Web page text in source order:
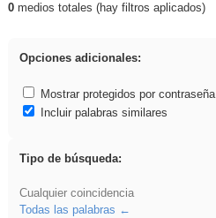
Resultados de: VDj
0medios totales (hay filtros aplicados)
Opciones adicionales:
Mostrar protegidos por contraseña
Incluir palabras similares
Tipo de búsqueda:
Cualquier coincidencia
Todas las palabras